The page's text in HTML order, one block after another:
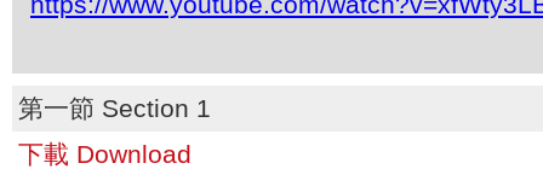
第一節 Section 1
下載 Download